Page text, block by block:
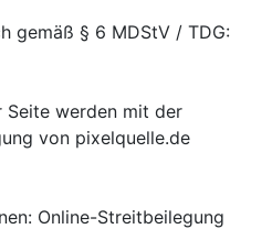
gemäß § 6 MDStV / TDG:
Seite werden mit der
von pixelquelle.de
Online-Streitbeilegung